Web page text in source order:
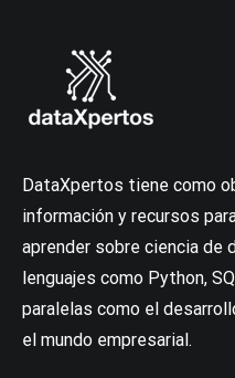
DataXpertos tiene como
información y recursos
aprender sobre ciencia de
lenguajes como Python,
paralelas como el
el mundo empresarial.